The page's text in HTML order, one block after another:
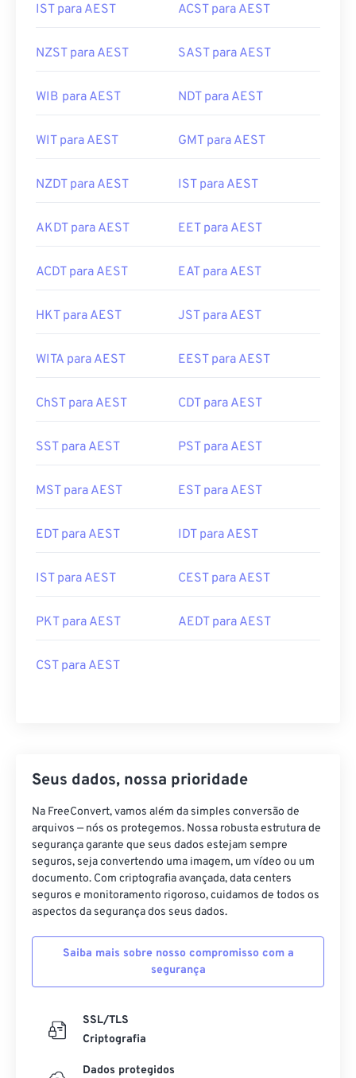
IST para AEST ACST para AEST
NZST para AEST SAST para AEST
WIB para AEST NDT para AEST
WIT para AEST GMT para AEST
NZDT para AEST IST para AEST
AKDT para AEST EET para AEST
ACDT para AEST EAT para AEST
HKT para AEST JST para AEST
WITA para AEST EEST para AEST
ChST para AEST CDT para AEST
SST para AEST PST para AEST
MST para AEST EST para AEST
EDT para AEST IDT para AEST
IST para AEST CEST para AEST
PKT para AEST AEDT para AEST
CST para AEST
Seus dados, nossa prioridade
Na FreeConvert, vamos além da simples conversão de
arquivos — nós os protegemos. Nossa robusta estrutura de
segurança garante que seus dados estejam sempre
seguros, seja convertendo uma imagem, um vídeo ou um
documento. Com criptografia avançada, data centers
seguros e monitoramento rigoroso, cuidamos de todos os
aspectos da segurança dos seus dados.
Saiba mais sobre nosso compromisso com a
segurança
SSL/TLS
Criptografia
Dados protegidos